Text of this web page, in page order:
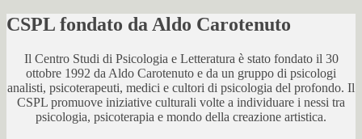
CSPL fondato da Aldo Carotenuto
Il Centro Studi di Psicologia e Letteratura è stato fondato il 30
ottobre 1992 da Aldo Carotenuto e da un gruppo di psicologi
analisti, psicoterapeuti, medici e cultori di psicologia del profondo. Il
CSPL promuove iniziative culturali volte a individuare i nessi tra
psicologia, psicoterapia e mondo della creazione artistica.